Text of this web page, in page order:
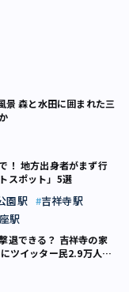
森と水田に囲まれた三
！ 地方出身者がまず行
スポット」5選
園駅
吉祥寺駅
駅
退できる？ 吉祥寺の家
ツイッター民2.9万人が